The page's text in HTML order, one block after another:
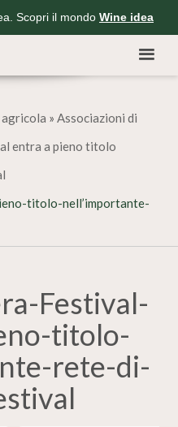
Scopri il mondo Wine idea
» Associazioni di
entra a pieno titolo
titolo-nell’importante-
Festival-
titolo-
rete-di-